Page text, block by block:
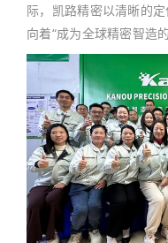
际，凯路精密以清晰的
向着“成为全球精密智造